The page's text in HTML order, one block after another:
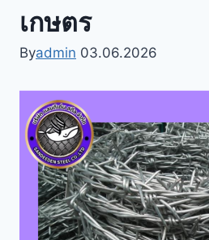
เกษตร
Byadmin 03.06.2026